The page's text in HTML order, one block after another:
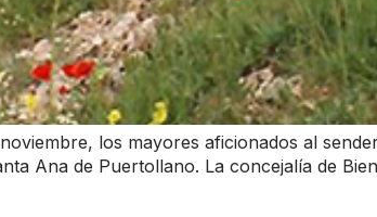
los mayores aficionados al
Ana de Puertollano. La concejalía de